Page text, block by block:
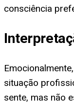
consciência
situação
sente, mas não